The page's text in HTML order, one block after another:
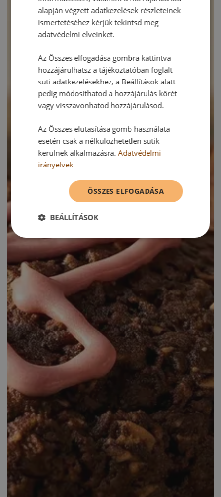
alapján végzett adatkezelések részleteinek
ismertetéséhez kérjük tekintsd meg
adatvédelmi elveinket.
Az Összes elfogadása gombra kattintva
hozzájárulhatsz a tájékoztatóban foglalt
süti adatkezelésekhez, a Beállítások alatt
pedig módosíthatod a hozzájárulás körét
vagy visszavonhatod hozzájárulásod.
Az Összes elutasítása gomb használata
esetén csak a nélkülözhetetlen sütik
kerülnek alkalmazásra.Adatvédelmi
irányelvek
ÖSSZES ELFOGADÁSA
BEÁLLÍTÁSOK